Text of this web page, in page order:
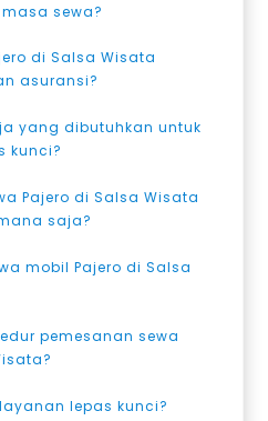
sewa?
di Salsa Wisata
asuransi?
yang dibutuhkan untuk
kunci?
Pajero di Salsa Wisata
saja?
mobil Pajero di Salsa
pemesanan sewa
lepas kunci?